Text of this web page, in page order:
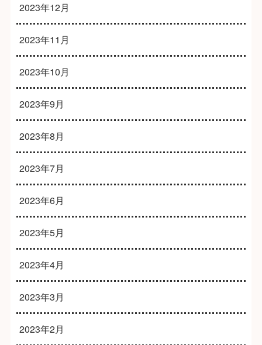
2023年12月
2023年11月
2023年10月
2023年9月
2023年8月
2023年7月
2023年6月
2023年5月
2023年4月
2023年3月
2023年2月